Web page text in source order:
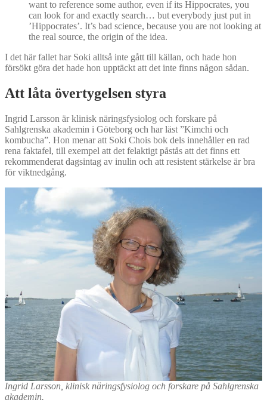
want to reference some author, even if its Hippocrates, you
can look for and exactly search… but everybody just put in
’Hippocrates’. It’s bad science, because you are not looking at
the real source, the origin of the idea.
I det här fallet har Soki alltså inte gått till källan, och hade hon
försökt göra det hade hon upptäckt att det inte finns någon sådan.
Att låta övertygelsen styra
Ingrid Larsson är klinisk näringsfysiolog och forskare på
Sahlgrenska akademin i Göteborg och har läst ”Kimchi och
kombucha”. Hon menar att Soki Chois bok dels innehåller en rad
rena faktafel, till exempel att det felaktigt påstås att det finns ett
rekommenderat dagsintag av inulin och att resistent stärkelse är bra
för viktnedgång.
Ingrid Larsson, klinisk näringsfysiolog och forskare på Sahlgrenska
akademin.